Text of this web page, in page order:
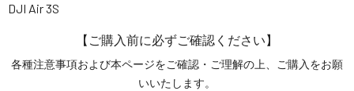
DJI Air 3S
【ご購入前に必ずご確認ください】
各種注意事項および本ページをご確認・ご理解の上、ご購入をお願
いいたします。